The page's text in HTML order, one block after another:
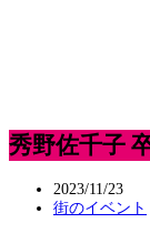
秀野佐千子
2023/11/23
街のイベント